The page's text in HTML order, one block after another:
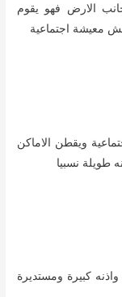
الارض فهو يقوم
معيشة اجتماعية
ويقطن الاماكن
طويلة نسبيا
كبيرة ومستديرة